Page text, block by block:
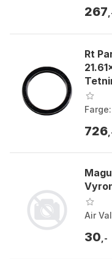
120
267
Rt
726
Air
30 ,-